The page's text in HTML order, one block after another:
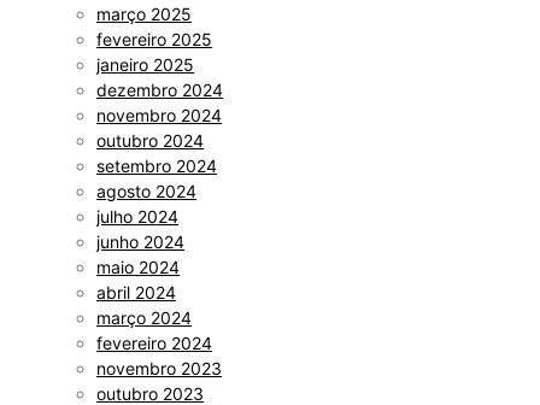
março 2025
fevereiro 2025
janeiro 2025
dezembro 2024
novembro 2024
outubro 2024
setembro 2024
agosto 2024
julho 2024
junho 2024
maio 2024
abril 2024
março 2024
fevereiro 2024
novembro 2023
outubro 2023